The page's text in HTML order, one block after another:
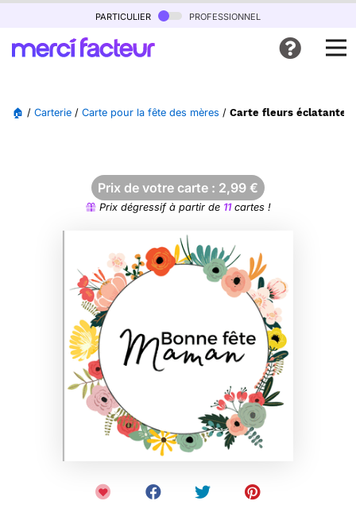
particulier professionnel
🏠 / Carterie / Carte pour la fête des mères / Carte fleurs éclatantes
Prix de votre carte : 2,99 €
Prix dégressif à partir de 11cartes !